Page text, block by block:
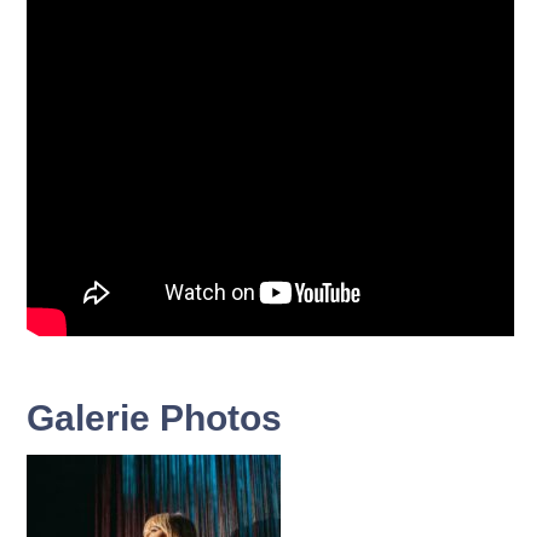
Galerie Photos